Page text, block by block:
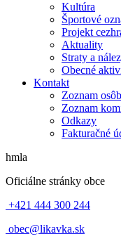
Kultúra
Športové
Projekt
Aktuality
Straty a
Obecné
Kontakt
Zoznam osôb
Zoznam
Odkazy
Fakturačné
hmla
Oficiálne stránky obce
+421 444 300 244
obec@likavka.sk